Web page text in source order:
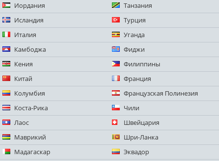
Иордания
Исландия
Италия
Камбоджа
Кения
Китай
Колумбия
Коста-Рика
Лаос
Маврикий
Мадагаскар
Танзания
Турция
Уганда
Фиджи
Филиппины
Франция
Французская Полинезия
Чили
Швейцария
Шри-Ланка
Эквадор